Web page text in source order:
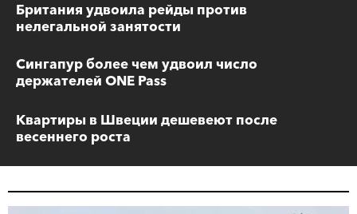
Британия удвоила рейды против
нелегальной занятости
Сингапур более чем удвоил число
держателей ONE Pass
Квартиры в Швеции дешевеют после
весеннего роста